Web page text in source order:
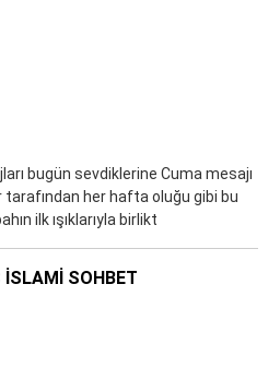
bugün sevdiklerine Cuma mesajı
her hafta oluğu gibi bu
ilk ışıklarıyla birlikt
İSLAMI SOHBET